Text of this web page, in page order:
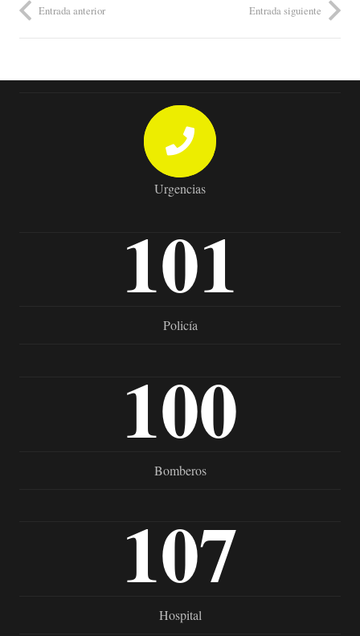
Entrada anterior Entrada siguiente
Urgencias
101
Policía
100
Bomberos
107
Hospital